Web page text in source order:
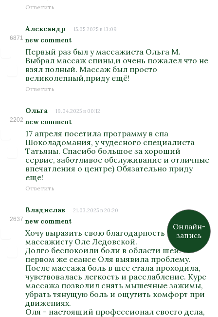
Ответить
6871
Александр 15.05.2025 в 13:09
new comment
Первый раз был у массажиста Ольга М.
Выбрал массаж спины,и очень пожалел что не
взял полный. Массаж был просто
великолепный,приду ещё!
Ответить
2202
Ольга 19.04.2025 в 00:12
new comment
17 апреля посетила программу в спа
Шоколадомания, у чудесного специалиста
Татьяны. Спасибо большое за хороший
сервис, заботливое обслуживание и отличные
впечатления о центре) Обязательно приду
еще!
Ответить
2637
Владислав 21.03.2025 в 20:20
new comment
Хочу выразить свою благодарность
массажисту Оле Ледовской.
Долго беспокоили боли в области шеи. На
первом же сеансе Оля выявила проблему.
После массажа боль в шее стала проходила,
чувствовалась легкость и расслабление. Курс
массажа позволил снять мышечные зажимы,
убрать тянущую боль и ощутить комфорт при
движениях.
Оля - настоящий профессионал своего дела,
Онлайн-
запись